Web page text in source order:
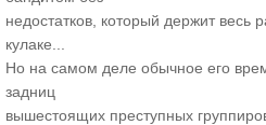
недостатков, который держит весь
кулаке...
Но на самом деле обычное его
задниц
вышестоящих преступных